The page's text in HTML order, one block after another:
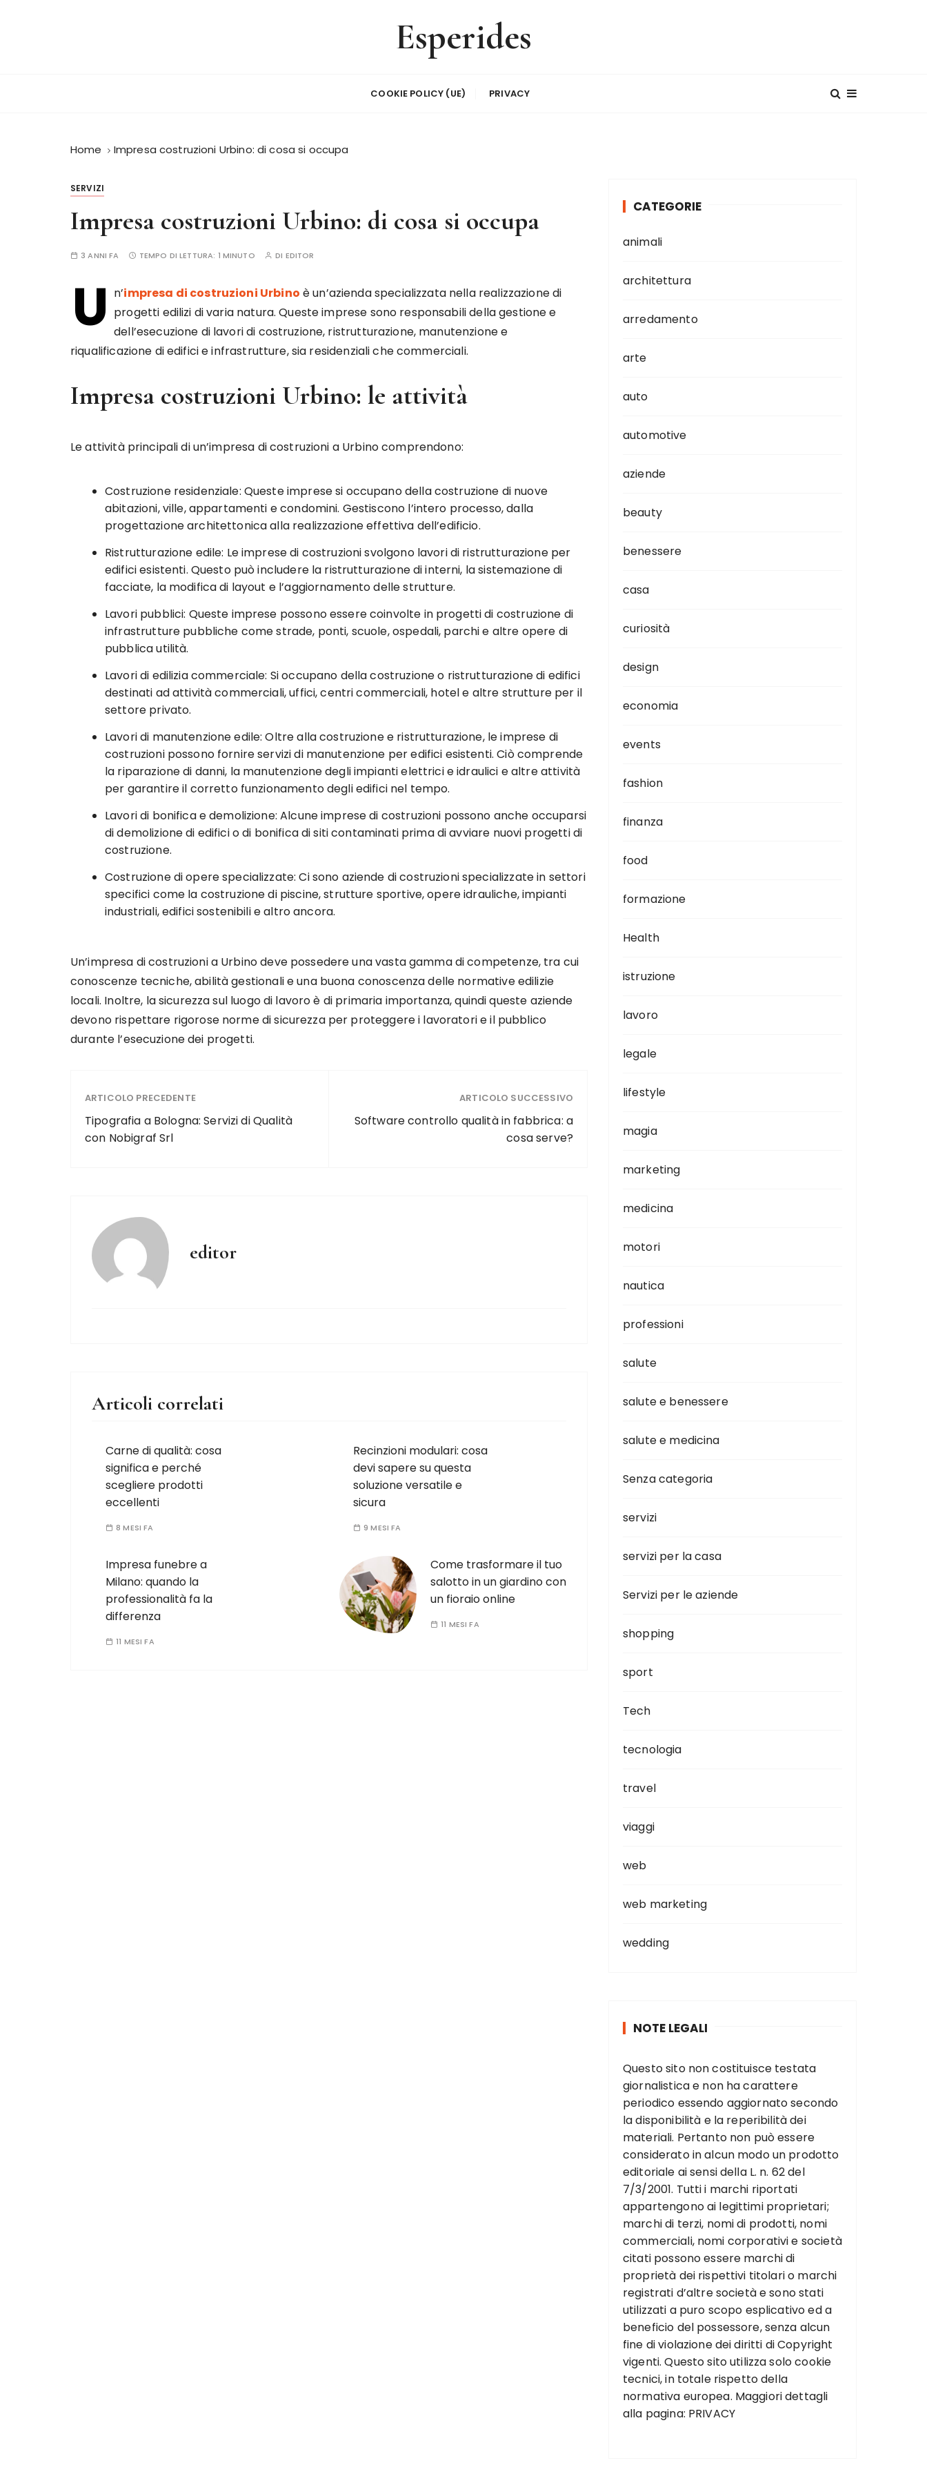
Esperides
COOKIE POLICY (UE) PRIVACY
Home Impresa costruzioni Urbino: di cosa si occupa
SERVIZI
Impresa costruzioni Urbino: di cosa si occupa
3 ANNI FA TEMPO DI LETTURA: 1 MINUTO DI EDITOR
U n’impresa di costruzioni Urbino è un’azienda specializzata nella realizzazione di
progetti edilizi di varia natura. Queste imprese sono responsabili della gestione e
dell’esecuzione di lavori di costruzione, ristrutturazione, manutenzione e
riqualificazione di edifici e infrastrutture, sia residenziali che commerciali.
Impresa costruzioni Urbino: le attività
Le attività principali di un’impresa di costruzioni a Urbino comprendono:
Costruzione residenziale: Queste imprese si occupano della costruzione di nuove
abitazioni, ville, appartamenti e condomini. Gestiscono l’intero processo, dalla
progettazione architettonica alla realizzazione effettiva dell’edificio.
Ristrutturazione edile: Le imprese di costruzioni svolgono lavori di ristrutturazione per
edifici esistenti. Questo può includere la ristrutturazione di interni, la sistemazione di
facciate, la modifica di layout e l’aggiornamento delle strutture.
Lavori pubblici: Queste imprese possono essere coinvolte in progetti di costruzione di
infrastrutture pubbliche come strade, ponti, scuole, ospedali, parchi e altre opere di
pubblica utilità.
Lavori di edilizia commerciale: Si occupano della costruzione o ristrutturazione di edifici
destinati ad attività commerciali, uffici, centri commerciali, hotel e altre strutture per il
settore privato.
Lavori di manutenzione edile: Oltre alla costruzione e ristrutturazione, le imprese di
costruzioni possono fornire servizi di manutenzione per edifici esistenti. Ciò comprende
la riparazione di danni, la manutenzione degli impianti elettrici e idraulici e altre attività
per garantire il corretto funzionamento degli edifici nel tempo.
Lavori di bonifica e demolizione: Alcune imprese di costruzioni possono anche occuparsi
di demolizione di edifici o di bonifica di siti contaminati prima di avviare nuovi progetti di
costruzione.
Costruzione di opere specializzate: Ci sono aziende di costruzioni specializzate in settori
specifici come la costruzione di piscine, strutture sportive, opere idrauliche, impianti
industriali, edifici sostenibili e altro ancora.
Un’impresa di costruzioni a Urbino deve possedere una vasta gamma di competenze, tra cui
conoscenze tecniche, abilità gestionali e una buona conoscenza delle normative edilizie
locali. Inoltre, la sicurezza sul luogo di lavoro è di primaria importanza, quindi queste aziende
devono rispettare rigorose norme di sicurezza per proteggere i lavoratori e il pubblico
durante l’esecuzione dei progetti.
ARTICOLO PRECEDENTE
Tipografia a Bologna: Servizi di Qualità
con Nobigraf Srl
ARTICOLO SUCCESSIVO
Software controllo qualità in fabbrica: a
cosa serve?
editor
Articoli correlati
Carne di qualità: cosa
significa e perché
scegliere prodotti
eccellenti
8 MESI FA
Recinzioni modulari: cosa
devi sapere su questa
soluzione versatile e
sicura
9 MESI FA
Impresa funebre a
Milano: quando la
professionalità fa la
differenza
11 MESI FA
Come trasformare il tuo
salotto in un giardino con
un fioraio online
11 MESI FA
CATEGORIE
animali
architettura
arredamento
arte
auto
automotive
aziende
beauty
benessere
casa
curiosità
design
economia
events
fashion
finanza
food
formazione
Health
istruzione
lavoro
legale
lifestyle
magia
marketing
medicina
motori
nautica
professioni
salute
salute e benessere
salute e medicina
Senza categoria
servizi
servizi per la casa
Servizi per le aziende
shopping
sport
Tech
tecnologia
travel
viaggi
web
web marketing
wedding
NOTE LEGALI
Questo sito non costituisce testata
giornalistica e non ha carattere
periodico essendo aggiornato secondo
la disponibilità e la reperibilità dei
materiali. Pertanto non può essere
considerato in alcun modo un prodotto
editoriale ai sensi della L. n. 62 del
7/3/2001. Tutti i marchi riportati
appartengono ai legittimi proprietari;
marchi di terzi, nomi di prodotti, nomi
commerciali, nomi corporativi e società
citati possono essere marchi di
proprietà dei rispettivi titolari o marchi
registrati d’altre società e sono stati
utilizzati a puro scopo esplicativo ed a
beneficio del possessore, senza alcun
fine di violazione dei diritti di Copyright
vigenti. Questo sito utilizza solo cookie
tecnici, in totale rispetto della
normativa europea. Maggiori dettagli
alla pagina: PRIVACY